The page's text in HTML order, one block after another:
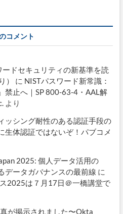
コメント
ドセキュリティの新基準を読
）
に NISTパスワード新常識：
禁止へ｜SP 800-63-4・AAL解
より
ッシング耐性のある認証手段の
生体認証ではないぞ！パブコメ
2025: 個人データ活用の
データガバナンスの最前線 に
2025は７月17日＠一橋講堂で
が掲示されました〜Okta